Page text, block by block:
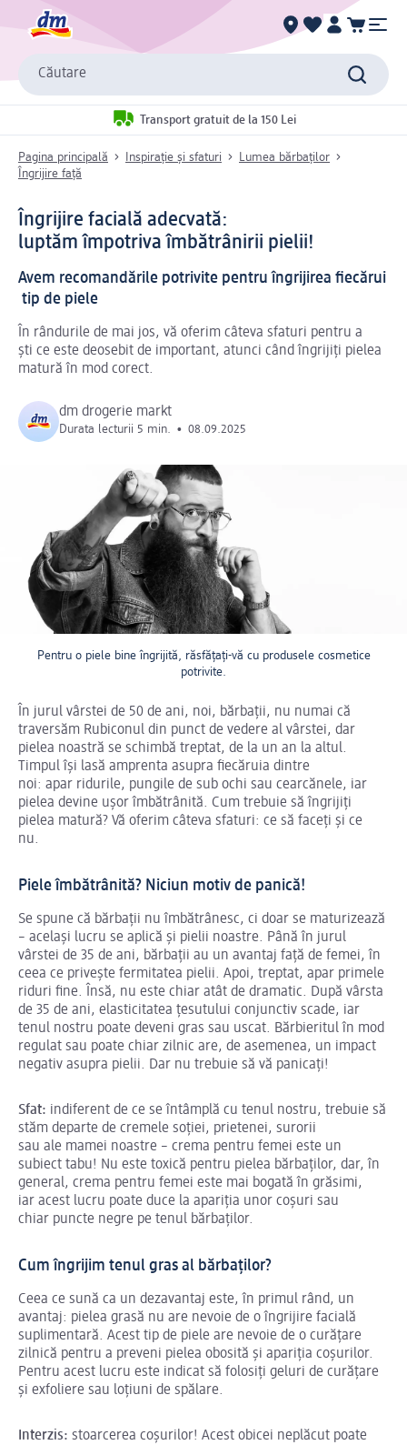
Căutare
Transport gratuit de la 150 Lei
Pagina principală Inspirație și sfaturi
Lumea bărbaților
Îngrijire față
Îngrijire facială adecvată:
luptăm împotriva îmbătrânirii pielii!
Avem recomandările potrivite pentru îngrijirea fiecărui
tip de piele
În rândurile de mai jos, vă oferim câteva sfaturi pentru a
ști ce este deosebit de important, atunci când îngrijiți pielea
matură în mod corect.
dm drogerie markt
Durata lecturii 5 min. • 08.09.2025
Pentru o piele bine îngrijită, răsfățați-vă cu produsele cosmetice
potrivite.
În jurul vârstei de 50 de ani, noi, bărbații, nu numai că
traversăm Rubiconul din punct de vedere al vârstei, dar
pielea noastră se schimbă treptat, de la un an la altul.
Timpul își lasă amprenta asupra fiecăruia dintre
noi: apar ridurile, pungile de sub ochi sau cearcănele, iar
pielea devine ușor îmbătrânită. Cum trebuie să îngrijiți
pielea matură? Vă oferim câteva sfaturi: ce să faceți și ce
nu.
Piele îmbătrânită? Niciun motiv de panică!
Se spune că bărbații nu îmbătrânesc, ci doar se maturizează
– același lucru se aplică și pielii noastre. Până în jurul
vârstei de 35 de ani, bărbații au un avantaj față de femei, în
ceea ce privește fermitatea pielii. Apoi, treptat, apar primele
riduri fine. Însă, nu este chiar atât de dramatic. După vârsta
de 35 de ani, elasticitatea țesutului conjunctiv scade, iar
tenul nostru poate deveni gras sau uscat. Bărbieritul în mod
regulat sau poate chiar zilnic are, de asemenea, un impact
negativ asupra pielii. Dar nu trebuie să vă panicați!
Sfat: indiferent de ce se întâmplă cu tenul nostru, trebuie să
stăm departe de cremele soției, prietenei, surorii
sau ale mamei noastre – crema pentru femei este un
subiect tabu! Nu este toxică pentru pielea bărbaților, dar, în
general, crema pentru femei este mai bogată în grăsimi,
iar acest lucru poate duce la apariția unor coșuri sau
chiar puncte negre pe tenul bărbaților.
Cum îngrijim tenul gras al bărbaților?
Ceea ce sună ca un dezavantaj este, în primul rând, un
avantaj: pielea grasă nu are nevoie de o îngrijire facială
suplimentară. Acest tip de piele are nevoie de o curățare
zilnică pentru a preveni pielea obosită și apariția coșurilor.
Pentru acest lucru este indicat să folosiți geluri de curățare
și exfoliere sau loțiuni de spălare.
Interzis: stoarcerea coșurilor! Acest obicei neplăcut poate